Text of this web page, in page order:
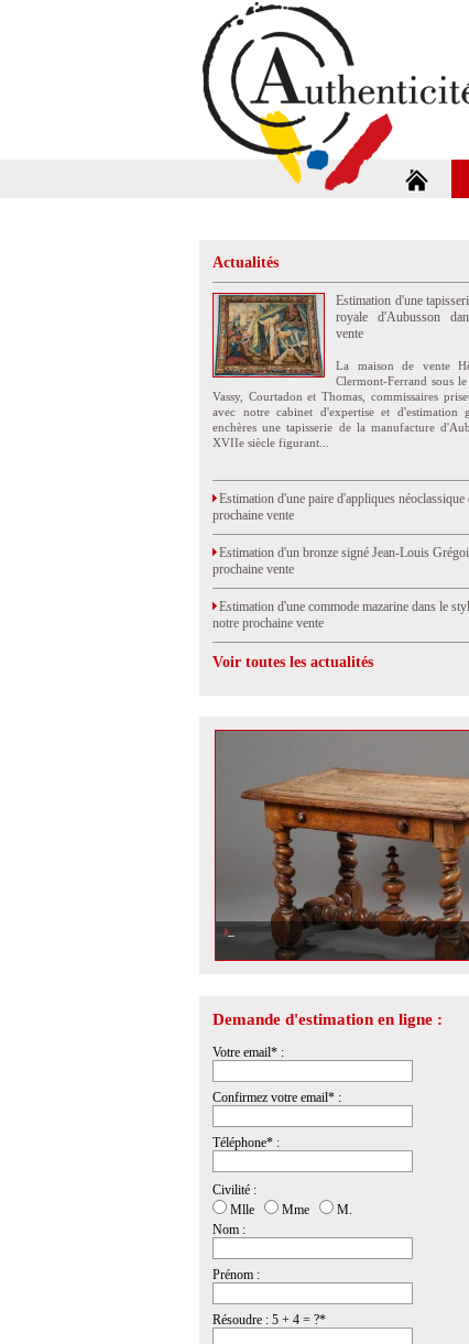
Actualités
Estimation d'une
royale d'Aubusson
vente
La maison de vente
Clermont-Ferrand sous
Vassy, Courtadon et Thomas, commissaires
avec notre cabinet d'expertise et d'estimation
enchères une tapisserie de la manufacture
XVIIe siècle figurant...
Estimation d'une paire d'appliques néoclassique
prochaine vente
Estimation d'un bronze signé Jean-Louis
prochaine vente
Estimation d'une commode mazarine dans le
notre prochaine vente
Voir toutes les actualités
Demande d'estimation en ligne :
Votre email* :
Confirmez votre email* :
Téléphone* :
Civilité :
Mlle
Mme
M.
Nom :
Prénom :
Résoudre : 5 + 4 = ?*